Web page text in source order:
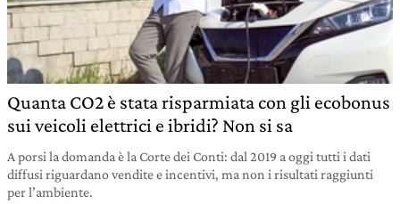
Quanta CO2 è stata risparmiata con gli ecobonus
sui veicoli elettrici e ibridi? Non si sa
A porsi la domanda è la Corte dei Conti: dal 2019 a oggi tutti i dati
diffusi riguardano vendite e incentivi, ma non i risultati raggiunti
per l’ambiente.